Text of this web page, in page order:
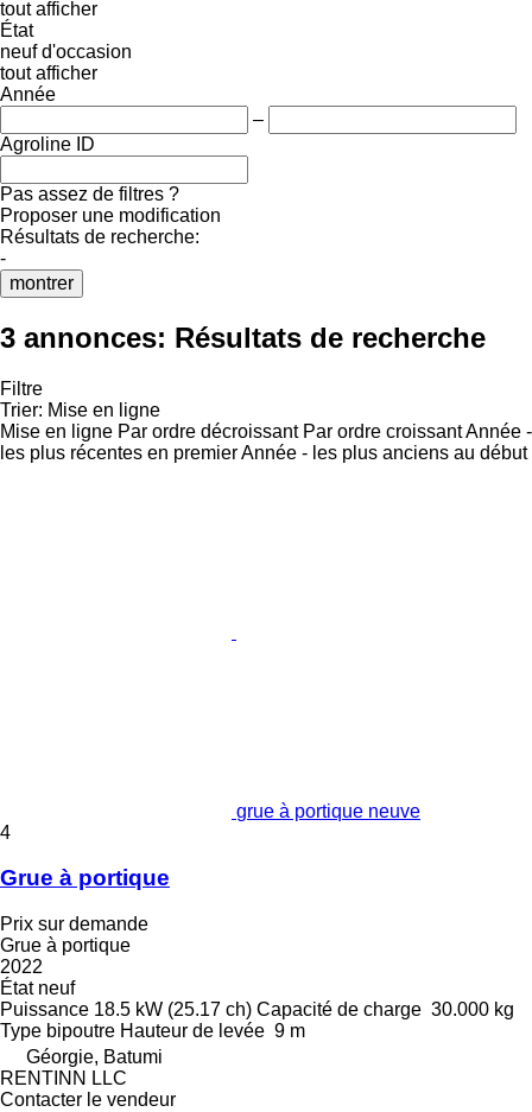
tout afficher
État
neuf d'occasion
tout afficher
Année
–
Agroline ID
Pas assez de filtres ?
Proposer une modification
Résultats de recherche:
-
montrer
3 annonces: Résultats de recherche
Filtre
Trier: Mise en ligne
Mise en ligne Par ordre décroissant Par ordre croissantAnnée -
les plus récentes en premierAnnée - les plus anciens au début
grue à portique neuve
4
Grue à portique
Prix sur demande
Grue à portique
2022
Étatneuf
Puissance 18.5 kW (25.17 ch) Capacité de charge 30.000 kg
Type bipoutre Hauteur de levée 9 m
Géorgie, Batumi
RENTINN LLC
Contacter le vendeur